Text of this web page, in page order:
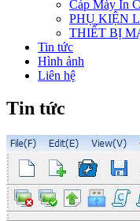
Cáp Máy In
PHỤ KIỆN
THIẾT BỊ
Tin tức
Hình ảnh
Liên hệ
Tin tức